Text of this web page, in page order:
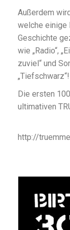
Außerdem
welche einige
Geschichte
wie „Radio“,
zuviel“ und
„Tiefschwarz“!
Die ersten
ultimativen
http://